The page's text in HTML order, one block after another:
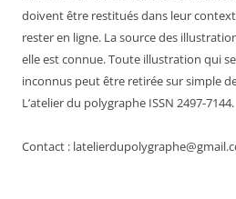
doivent être restitués dans leur
rester en ligne. La source des
elle est connue. Toute illustration qui
inconnus peut être retirée sur simple
L’atelier du polygraphe ISSN 2497-7144.
Contact :